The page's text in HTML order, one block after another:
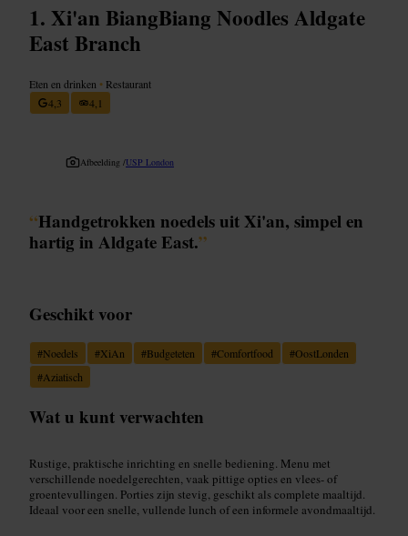
Xi'an BiangBiang Noodles Aldgate
East Branch
Eten en drinken • Restaurant
4,3
4,1
Afbeelding /USP London
“Handgetrokken noedels uit Xi'an, simpel en
hartig in Aldgate East.”
Geschikt voor
#Noedels #XiAn #Budgeteten #Comfortfood #OostLonden
#Aziatisch
Wat u kunt verwachten
Rustige, praktische inrichting en snelle bediening. Menu met
verschillende noedelgerechten, vaak pittige opties en vlees- of
groentevullingen. Porties zijn stevig, geschikt als complete maaltijd.
Ideaal voor een snelle, vullende lunch of een informele avondmaaltijd.